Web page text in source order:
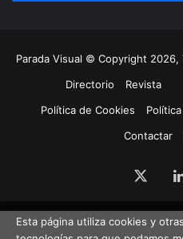
Parada Visual © Copyright
Directorio
Revista
Política de Cookies
Contactar
Esta página utiliza cookies y otras